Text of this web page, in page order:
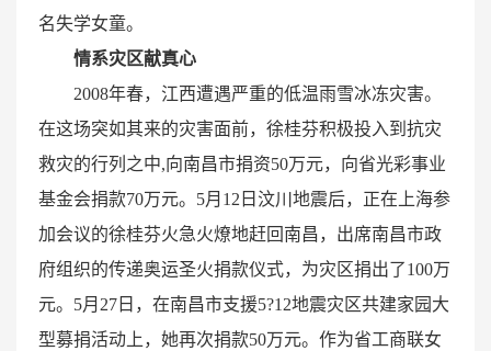
名失学女童。
情系灾区献真心
2008年春，江西遭遇严重的低温雨雪冰冻灾害。
在这场突如其来的灾害面前，徐桂芬积极投入到抗灾
救灾的行列之中,向南昌市捐资50万元，向省光彩事业
基金会捐款70万元。5月12日汶川地震后，正在上海参
加会议的徐桂芬火急火燎地赶回南昌，出席南昌市政
府组织的传递奥运圣火捐款仪式，为灾区捐出了100万
元。5月27日，在南昌市支援5?12地震灾区共建家园大
型募捐活动上，她再次捐款50万元。作为省工商联女